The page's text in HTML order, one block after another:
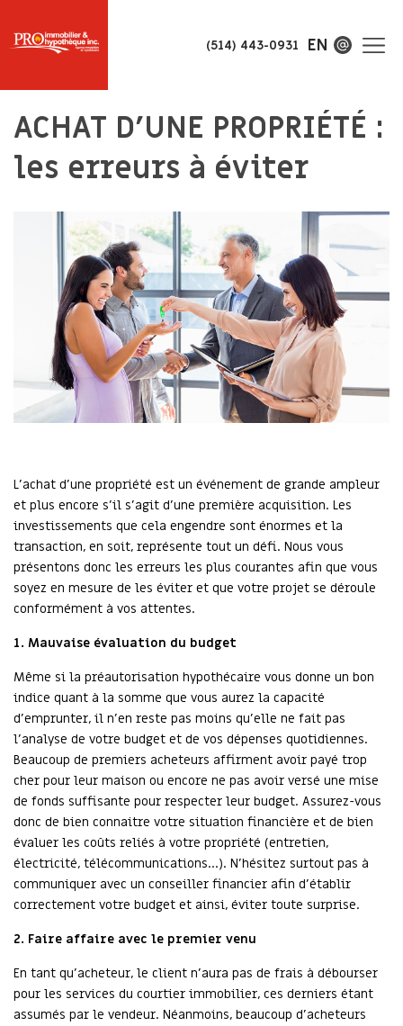
(514) 443-0931 EN
ACHAT D’UNE PROPRIÉTÉ :
les erreurs à éviter
L'achat d'une propriété est un événement de grande ampleur
et plus encore s'il s'agit d'une première acquisition. Les
investissements que cela engendre sont énormes et la
transaction, en soit, représente tout un défi. Nous vous
présentons donc les erreurs les plus courantes afin que vous
soyez en mesure de les éviter et que votre projet se déroule
conformément à vos attentes.
1. Mauvaise évaluation du budget
Même si la préautorisation hypothécaire vous donne un bon
indice quant à la somme que vous aurez la capacité
d’emprunter, il n’en reste pas moins qu’elle ne fait pas
l’analyse de votre budget et de vos dépenses quotidiennes.
Beaucoup de premiers acheteurs affirment avoir payé trop
cher pour leur maison ou encore ne pas avoir versé une mise
de fonds suffisante pour respecter leur budget. Assurez-vous
donc de bien connaitre votre situation financière et de bien
évaluer les coûts reliés à votre propriété (entretien,
électricité, télécommunications…). N’hésitez surtout pas à
communiquer avec un conseiller financier afin d’établir
correctement votre budget et ainsi, éviter toute surprise.
2. Faire affaire avec le premier venu
En tant qu'acheteur, le client n'aura pas de frais à débourser
pour les services du courtier immobilier, ces derniers étant
assumés par le vendeur. Néanmoins, beaucoup d’acheteurs